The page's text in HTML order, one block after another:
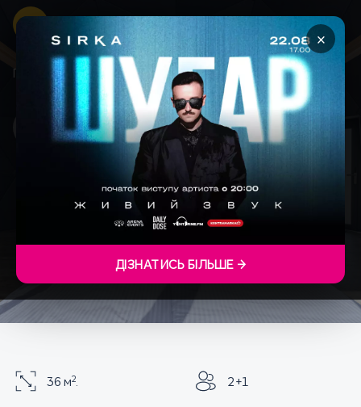
×
ДІЗНАТИСЬ БІЛЬШЕ →
Головна Бора Бора
БОРА БОРА
36 м2. 2+1